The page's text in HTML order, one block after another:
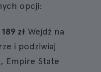
opcji:
189 zł Wejdź na
i podziwiaj
Empire State